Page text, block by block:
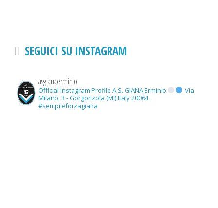
SEGUICI SU INSTAGRAM
asgianaerminio
Official Instagram Profile A.S. GIANA Erminio
Via
Milano, 3 - Gorgonzola (MI) Italy 20064
#sempreforzagiana